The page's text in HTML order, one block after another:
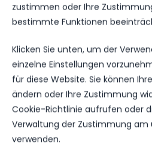
zustimmen oder Ihre
bestimmte Funktionen
Klicken Sie unten, um der
einzelne Einstellungen
für diese Website. Sie können
ändern oder Ihre Zustimmung
Cookie-Richtlinie aufrufen oder
Verwaltung der Zustimmung am
verwenden.
WEITERE MELDUNGEN
DAS
AUCH
MBS VERLÄNGERT SEIN
BEIM FSV